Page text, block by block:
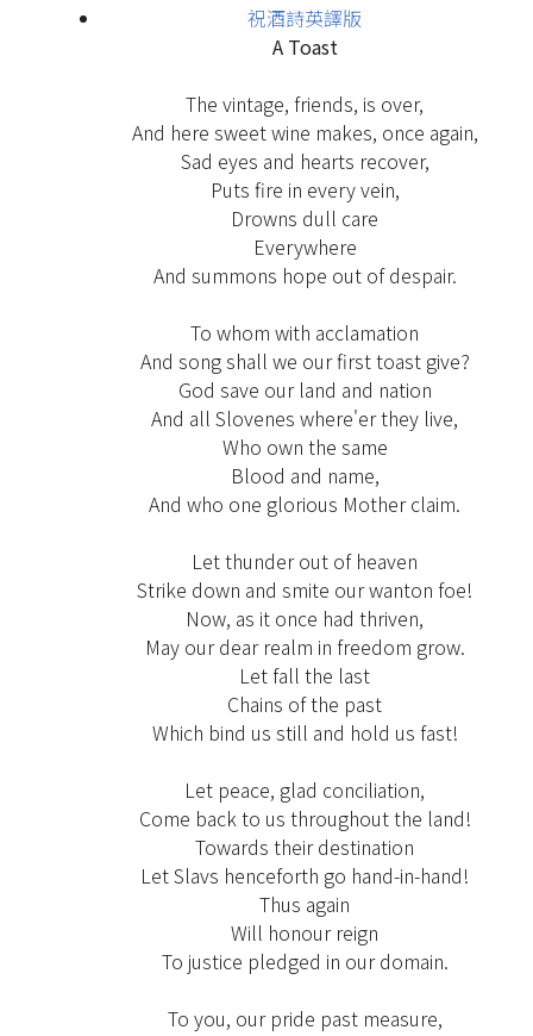
祝酒詩英譯版
A Toast
The vintage, friends, is over,
And here sweet wine makes, once again,
Sad eyes and hearts recover,
Puts fire in every vein,
Drowns dull care
Everywhere
And summons hope out of despair.
To whom with acclamation
And song shall we our first toast give?
God save our land and nation
And all Slovenes where'er they live,
Who own the same
Blood and name,
And who one glorious Mother claim.
Let thunder out of heaven
Strike down and smite our wanton foe!
Now, as it once had thriven,
May our dear realm in freedom grow.
Let fall the last
Chains of the past
Which bind us still and hold us fast!
Let peace, glad conciliation,
Come back to us throughout the land!
Towards their destination
Let Slavs henceforth go hand-in-hand!
Thus again
Will honour reign
To justice pledged in our domain.
To you, our pride past measure,